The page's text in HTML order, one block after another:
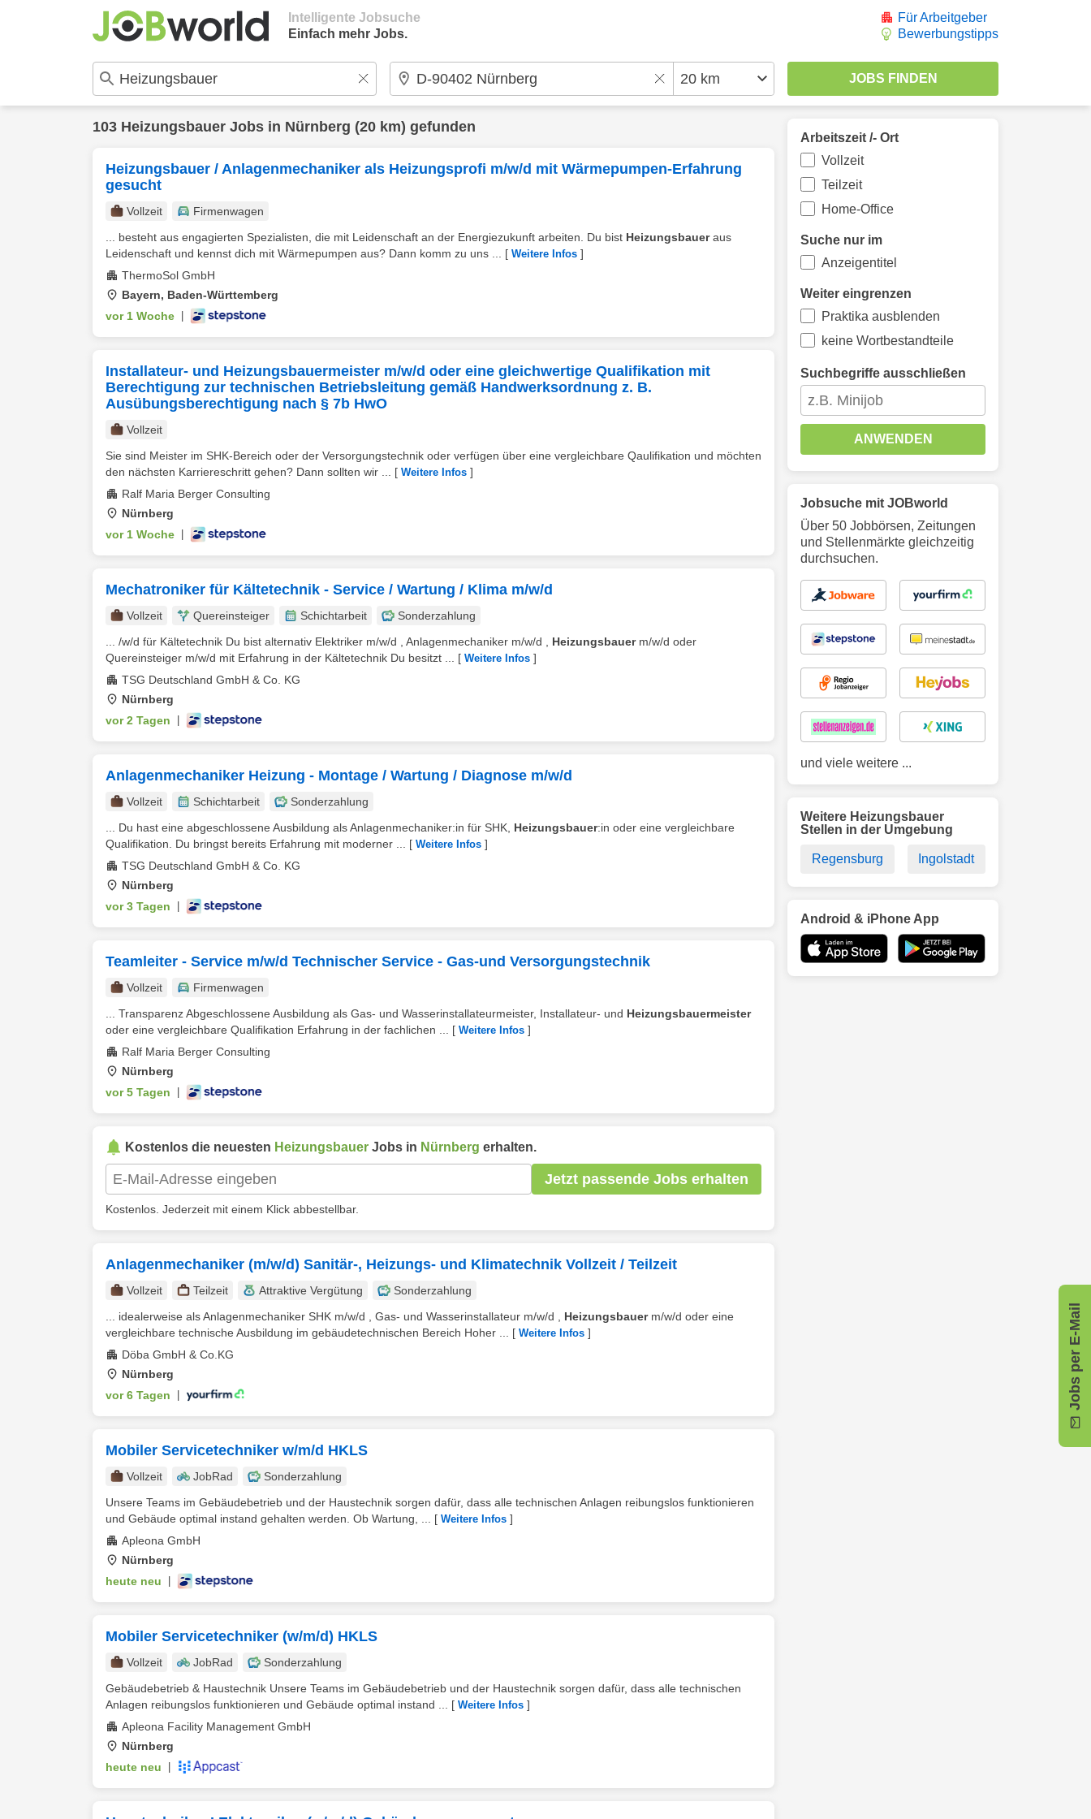
Intelligente Jobsuche
Einfach mehr Jobs.
Für Arbeitgeber
Bewerbungstipps
103 Heizungsbauer Jobs in Nürnberg (20 km) gefunden
Heizungsbauer / Anlagenmechaniker als Heizungsprofi m/w/d mit Wärmepumpen-Erfahrung
gesucht
Vollzeit
Firmenwagen
... besteht aus engagierten Spezialisten, die mit Leidenschaft an der Energiezukunft arbeiten. Du bist Heizungsbaueraus
Leidenschaft und kennst dich mit Wärmepumpen aus? Dann komm zu uns ...
[ Weitere Infos ]
ThermoSol GmbH
Bayern, Baden-Württemberg
vor 1 Woche
Installateur- und Heizungsbauermeister m/w/d oder eine gleichwertige Qualifikation mit
Berechtigung zur technischen Betriebsleitung gemäß Handwerksordnung z. B.
Ausübungsberechtigung nach § 7b HwO
Vollzeit
Sie sind Meister im SHK-Bereich oder der Versorgungstechnik oder verfügen über eine vergleichbare Qaulifikation und möchten
den nächsten Karriereschritt gehen? Dann sollten wir ...
[ Weitere Infos ]
Ralf Maria Berger Consulting
Nürnberg
vor 1 Woche
Mechatroniker für Kältetechnik - Service / Wartung / Klima m/w/d
Vollzeit Quereinsteiger Schichtarbeit
Sonderzahlung
... /w/d für Kältetechnik Du bist alternativ Elektriker m/w/d , Anlagenmechaniker m/w/d , Heizungsbauerm/w/d oder
Quereinsteiger m/w/d mit Erfahrung in der Kältetechnik Du besitzt ...
[ Weitere Infos ]
TSG Deutschland GmbH & Co. KG
Nürnberg
vor 2 Tagen
Anlagenmechaniker Heizung - Montage / Wartung / Diagnose m/w/d
Vollzeit Schichtarbeit
Sonderzahlung
... Du hast eine abgeschlossene Ausbildung als Anlagenmechaniker:in für SHK, Heizungsbauer:in oder eine vergleichbare
Qualifikation. Du bringst bereits Erfahrung mit moderner ...
[ Weitere Infos ]
TSG Deutschland GmbH & Co. KG
Nürnberg
vor 3 Tagen
Teamleiter - Service m/w/d Technischer Service - Gas-und Versorgungstechnik
Vollzeit
Firmenwagen
... Transparenz Abgeschlossene Ausbildung als Gas- und Wasserinstallateurmeister, Installateur- und Heizungsbauermeister
oder eine vergleichbare Qualifikation Erfahrung in der fachlichen ...
[ Weitere Infos ]
Ralf Maria Berger Consulting
Nürnberg
vor 5 Tagen
Kostenlos die neuesten Heizungsbauer Jobs in Nürnberg erhalten.
Jetzt passende Jobs erhalten
Kostenlos. Jederzeit mit einem Klick abbestellbar.
Anlagenmechaniker (m/w/d) Sanitär-, Heizungs- und Klimatechnik Vollzeit / Teilzeit
Vollzeit Teilzeit Attraktive Vergütung
Sonderzahlung
... idealerweise als Anlagenmechaniker SHK m/w/d , Gas- und Wasserinstallateur m/w/d , Heizungsbauerm/w/d oder eine
vergleichbare technische Ausbildung im gebäudetechnischen Bereich Hoher ...
[ Weitere Infos ]
Döba GmbH & Co.KG
Nürnberg
vor 6 Tagen
Mobiler Servicetechniker w/m/d HKLS
Vollzeit JobRad
Sonderzahlung
Unsere Teams im Gebäudebetrieb und der Haustechnik sorgen dafür, dass alle technischen Anlagen reibungslos funktionieren
und Gebäude optimal instand gehalten werden. Ob Wartung, ...
[ Weitere Infos ]
Apleona GmbH
Nürnberg
heute neu
Mobiler Servicetechniker (w/m/d) HKLS
Vollzeit JobRad
Sonderzahlung
Gebäudebetrieb & Haustechnik Unsere Teams im Gebäudebetrieb und der Haustechnik sorgen dafür, dass alle technischen
Anlagen reibungslos funktionieren und Gebäude optimal instand ...
[ Weitere Infos ]
Apleona Facility Management GmbH
Nürnberg
heute neu
Jobs per E-Mail
Arbeitszeit /- Ort
Vollzeit
Teilzeit
Home-Office
Suche nur im
Anzeigentitel
Weiter eingrenzen
Praktika ausblenden
keine Wortbestandteile
Suchbegriffe ausschließen
ANWENDEN
Jobsuche mit JOBworld
Über 50 Jobbörsen, Zeitungen
und Stellenmärkte gleichzeitig
durchsuchen.
und viele weitere ...
Weitere Heizungsbauer
Stellen in der Umgebung
Regensburg Ingolstadt
Android & iPhone App